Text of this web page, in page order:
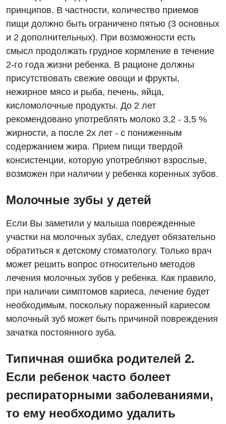
принципов. В частности, количество приемов
пищи должно быть ограничено пятью (3 основных
и 2 дополнительных). При возможности есть
смысл продолжать грудное кормление в течение
2-го года жизни ребенка. В рационе должны
присутствовать свежие овощи и фрукты,
нежирное мясо и рыба, печень, яйца,
кисломолочные продукты. До 2 лет
рекомендовано употреблять молоко 3,2 - 3,5 %
жирности, а после 2х лет - с пониженным
содержанием жира. Прием пищи твердой
консистенции, которую употребляют взрослые,
возможен при наличии у ребенка коренных зубов.
Молочные зубы у детей
Если Вы заметили у малыша поврежденные
участки на молочных зубах, следует обязательно
обратиться к детскому стоматологу. Только врач
может решить вопрос относительно методов
лечения молочных зубов у ребенка. Как правило,
при наличии симптомов кариеса, лечение будет
необходимым, поскольку пораженный кариесом
молочный зуб может быть причиной повреждения
зачатка постоянного зуба.
Типичная ошибка родителей 2.
Если ребенок часто болеет
респираторными заболеваниями,
то ему необходимо удалить